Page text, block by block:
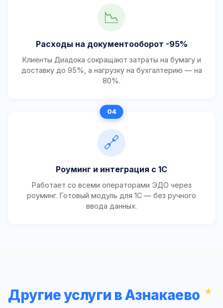
📉
Расходы на документооборот -95%
Клиенты Диадока сокращают затраты на бумагу и
доставку до 95%, а нагрузку на бухгалтерию — на
80%.
🔗
Роуминг и интеграция с 1С
Работает со всеми операторами ЭДО через
роуминг. Готовый модуль для 1С — без ручного
ввода данных.
Другие услуги в Азнакаево